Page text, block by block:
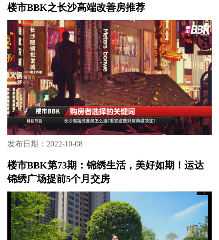
楼市BBK之长沙高端改善房推荐
发布日期：2022-10-08
楼市BBK第73期：锦绣生活，美好如期！运达
锦绣广场提前5个月交房